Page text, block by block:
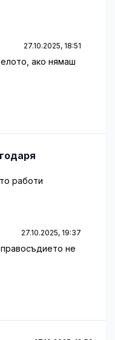
27.10.2025, 18:51
ако нямаш
работи
27.10.2025, 19:37
не